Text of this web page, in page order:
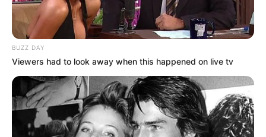
BUZZ DAY
Viewers had to look away when this happened on live tv